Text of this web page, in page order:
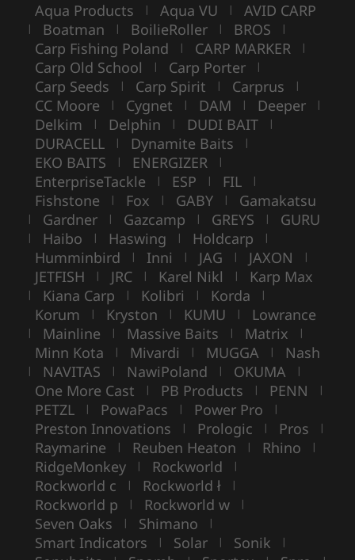
Aqua Products | Aqua VU | AVID CARP
| Boatman | BoilieRoller | BROS |
Carp Fishing Poland | CARP MARKER |
Carp Old School | Carp Porter |
Carp Seeds | Carp Spirit | Carprus |
CC Moore | Cygnet | DAM | Deeper |
Delkim | Delphin | DUDI BAIT |
DURACELL | Dynamite Baits |
EKO BAITS | ENERGIZER |
EnterpriseTackle | ESP | FIL |
Fishstone | Fox | GABY | Gamakatsu
| Gardner | Gazcamp | GREYS | GURU
| Haibo | Haswing | Holdcarp |
Humminbird | Inni | JAG | JAXON |
JETFISH | JRC | Karel Nikl | Karp Max
| Kiana Carp | Kolibri | Korda |
Korum | Kryston | KUMU | Lowrance
| Mainline | Massive Baits | Matrix |
Minn Kota | Mivardi | MUGGA | Nash
| NAVITAS | NawiPoland | OKUMA |
One More Cast | PB Products | PENN |
PETZL | PowaPacs | Power Pro |
Preston Innovations | Prologic | Pros |
Raymarine | Reuben Heaton | Rhino |
RidgeMonkey | Rockworld |
Rockworld c | Rockworld ł |
Rockworld p | Rockworld w |
Seven Oaks | Shimano |
Smart Indicators | Solar | Sonik |